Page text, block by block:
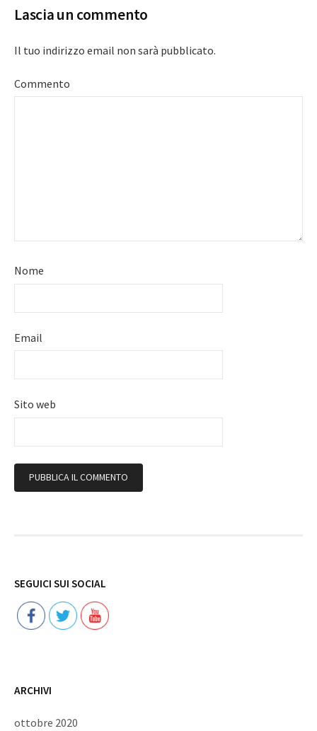
Lascia un commento
Il tuo indirizzo email non sarà pubblicato.
Commento
Nome
Email
Sito web
SEGUICI SUI SOCIAL
ARCHIVI
ottobre 2020